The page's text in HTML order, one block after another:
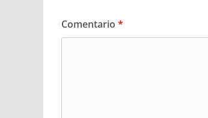
Comentario *